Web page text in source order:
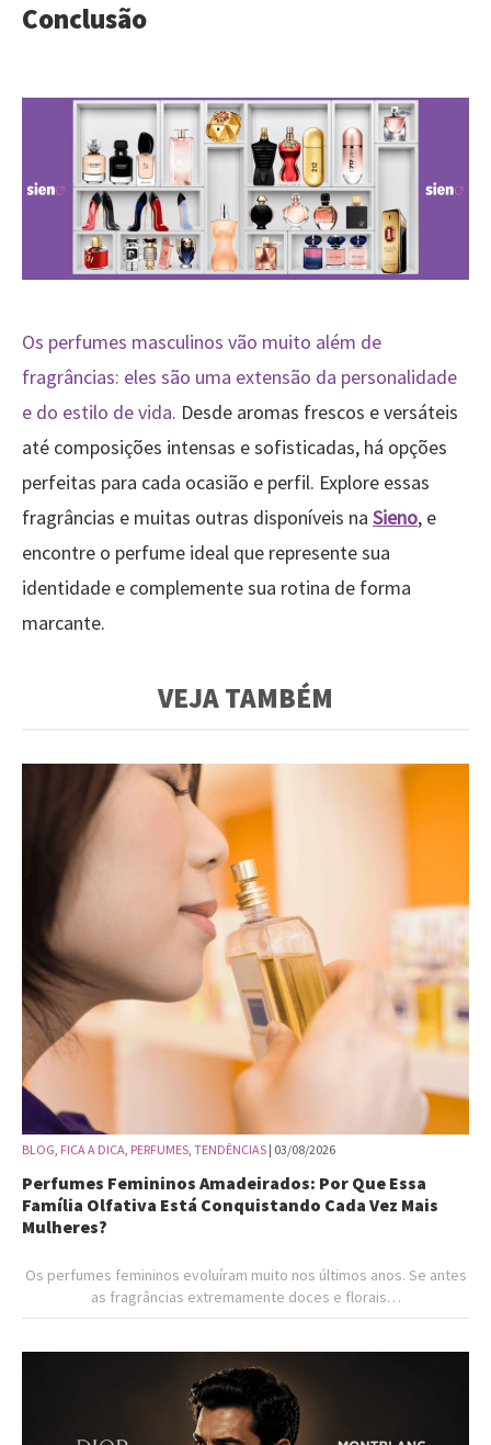
Conclusão
Os perfumes masculinos vão muito além de
fragrâncias: eles são uma extensão da personalidade
e do estilo de vida. Desde aromas frescos e versáteis
até composições intensas e sofisticadas, há opções
perfeitas para cada ocasião e perfil. Explore essas
fragrâncias e muitas outras disponíveis na Sieno, e
encontre o perfume ideal que represente sua
identidade e complemente sua rotina de forma
marcante.
VEJA TAMBÉM
BLOG FICA A DICA PERFUMES TENDÊNCIAS | 03/08/2026
Perfumes Femininos Amadeirados: Por Que Essa
Família Olfativa Está Conquistando Cada Vez Mais
Mulheres?
Os perfumes femininos evoluíram muito nos últimos anos. Se antes
as fragrâncias extremamente doces e florais…